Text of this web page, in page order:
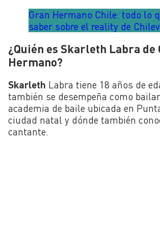
Gran Hermano Chile: todo lo
saber sobre el reality de
¿Quién es Skarleth Labra de
Hermano?
Skarleth Labra tiene 18 años de
también se desempeña como
academia de baile ubicada en
ciudad natal y dónde también
cantante.